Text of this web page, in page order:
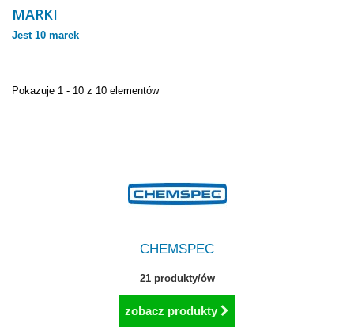
MARKI
Jest 10 marek
Pokazuje 1 - 10 z 10 elementów
CHEMSPEC
21 produkty/ów
zobacz produkty